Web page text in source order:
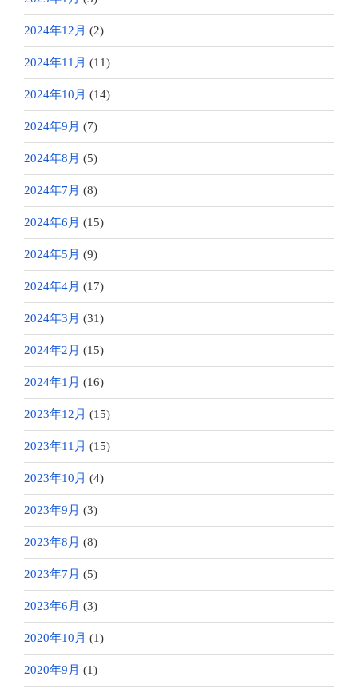
2024年12月 (2)
2024年11月 (11)
2024年10月 (14)
2024年9月 (7)
2024年8月 (5)
2024年7月 (8)
2024年6月 (15)
2024年5月 (9)
2024年4月 (17)
2024年3月 (31)
2024年2月 (15)
2024年1月 (16)
2023年12月 (15)
2023年11月 (15)
2023年10月 (4)
2023年9月 (3)
2023年8月 (8)
2023年7月 (5)
2023年6月 (3)
2020年10月 (1)
2020年9月 (1)